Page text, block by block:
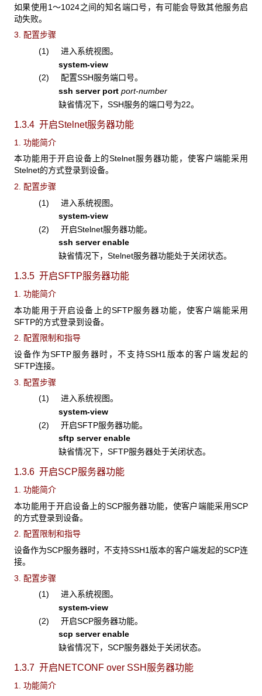
如果使用1～1024之间的知名端口号，有可能会导致其他服务启
动失败。
3. 配置步骤
(1) 进入系统视图。
system-view
(2) 配置SSH服务端口号。
ssh server port port-number
缺省情况下，SSH服务的端口号为22。
1.3.4 开启Stelnet服务器功能
1. 功能简介
本功能用于开启设备上的Stelnet服务器功能，使客户端能采用
Stelnet的方式登录到设备。
2. 配置步骤
(1) 进入系统视图。
system-view
(2) 开启Stelnet服务器功能。
ssh server enable
缺省情况下，Stelnet服务器功能处于关闭状态。
1.3.5 开启SFTP服务器功能
1. 功能简介
本功能用于开启设备上的SFTP服务器功能，使客户端能采用
SFTP的方式登录到设备。
2. 配置限制和指导
设备作为SFTP服务器时，不支持SSH1版本的客户端发起的
SFTP连接。
3. 配置步骤
(1) 进入系统视图。
system-view
(2) 开启SFTP服务器功能。
sftp server enable
缺省情况下，SFTP服务器处于关闭状态。
1.3.6 开启SCP服务器功能
1. 功能简介
本功能用于开启设备上的SCP服务器功能，使客户端能采用SCP
的方式登录到设备。
2. 配置限制和指导
设备作为SCP服务器时，不支持SSH1版本的客户端发起的SCP连
接。
3. 配置步骤
(1) 进入系统视图。
system-view
(2) 开启SCP服务器功能。
scp server enable
缺省情况下，SCP服务器处于关闭状态。
1.3.7 开启NETCONF over SSH 服务器功能
1. 功能简介